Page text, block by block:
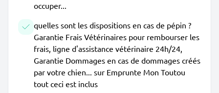
occuper...
quelles sont les dispositions en cas de pépin ?
Garantie Frais Vétérinaires pour rembourser les
frais, ligne d'assistance vétérinaire 24h/24,
Garantie Dommages en cas de dommages créés
par votre chien... sur Emprunte Mon Toutou
tout ceci est inclus